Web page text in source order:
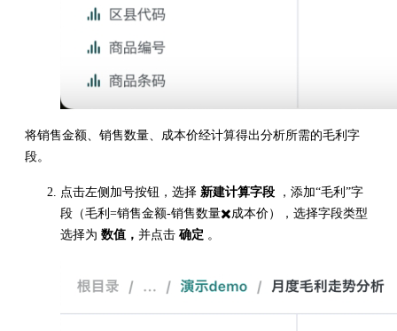
将销售金额、销售数量、成本价经计算得出分析所需的毛利字
段。
点击左侧加号按钮，选择 新建计算字段 ，添加“毛利”字
段（毛利=销售金额-销售数量✖️成本价），选择字段类型
选择为 数值， 并点击 确定 。